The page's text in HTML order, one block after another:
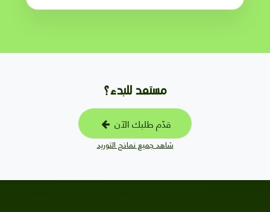
مستعد للبدء؟
قدّم طلبك الآن
شاهد جميع نماذج التوريد